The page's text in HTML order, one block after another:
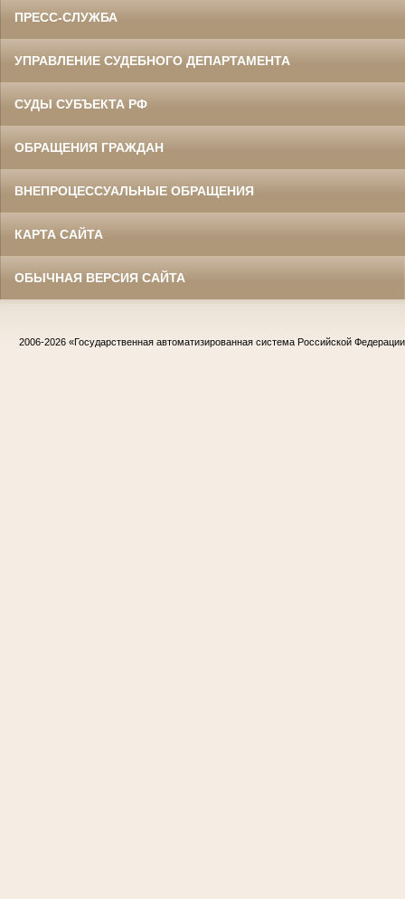
ПРЕСС-СЛУЖБА
УПРАВЛЕНИЕ СУДЕБНОГО ДЕПАРТАМЕНТА
СУДЫ СУБЪЕКТА РФ
ОБРАЩЕНИЯ ГРАЖДАН
ВНЕПРОЦЕССУАЛЬНЫЕ ОБРАЩЕНИЯ
КАРТА САЙТА
ОБЫЧНАЯ ВЕРСИЯ САЙТА
2006-2026 «Государственная автоматизированная система Российской